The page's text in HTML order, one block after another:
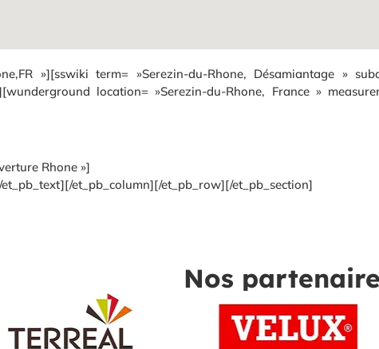
»][sswiki term= »Serezin-du-Rhone, Désamiantage »
location= »Serezin-du-Rhone, France »
Rhone »]
et_pb_column][/et_pb_row][/et_pb_section]
Nos